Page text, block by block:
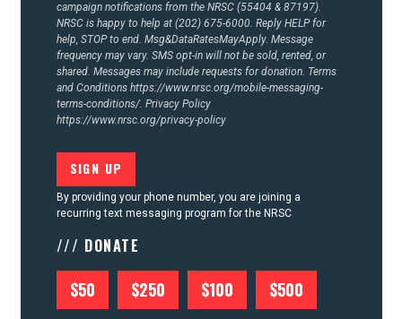
campaign notifications from the NRSC (55404 & 87197).
NRSC is happy to help at (202) 675-6000. Reply HELP for
help, STOP to end. Msg&DataRatesMayApply. Message
frequency may vary. SMS opt-in will not be sold, rented, or
shared. Messages may include requests for donation. Terms
and Conditions https://www.nrsc.org/mobile-messaging-
terms-conditions/. Privacy Policy
https://www.nrsc.org/privacy-policy
By providing your phone number, you are joining a
recurring text messaging program for the NRSC
/// DONATE
$50 $250 $100 $500